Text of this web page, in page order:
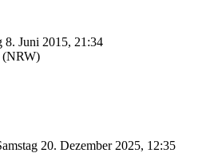
8. Juni 2015, 21:34
(NRW)
20. Dezember 2025, 12:35